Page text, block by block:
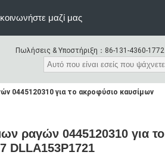
μαζί μας
Πωλήσεις & Υποστήριξη： 86-131-4360-1772
0445120310 για το ακροφύσιο καυσίμων
ραγών 0445120310 για το
DLLA153P1721